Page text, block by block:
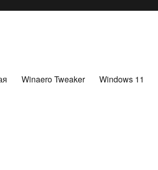
Winaero Tweaker Windows 11